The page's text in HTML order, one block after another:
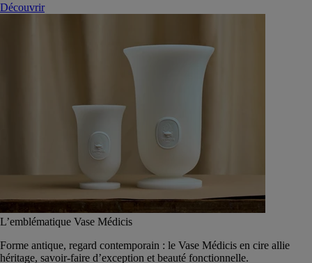
Découvrir
L’emblématique Vase Médicis
Forme antique, regard contemporain : le Vase Médicis en cire allie
héritage, savoir-faire d’exception et beauté fonctionnelle.